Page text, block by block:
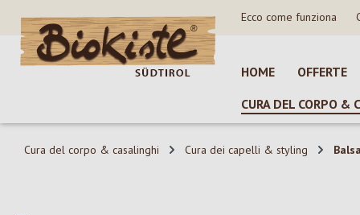
al contenuto principale
Salta alla ricerca
Passa alla navigazione principale Ecco come funziona
HOME
OFFERTE
CURA DEL CORPO &
Cura del corpo & casalinghi Cura dei capelli & styling